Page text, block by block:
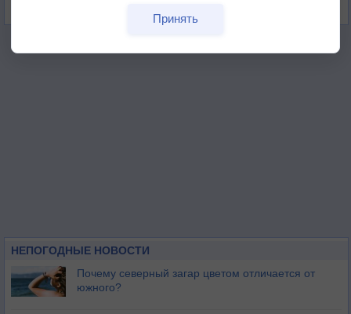
НЕПОГОДНЫЕ НОВОСТИ
Почему северный загар цветом отличается от
южного?
Принять